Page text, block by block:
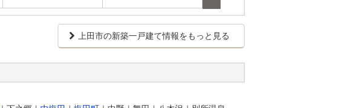
上田市の新築一戸建て情報をもっと見る